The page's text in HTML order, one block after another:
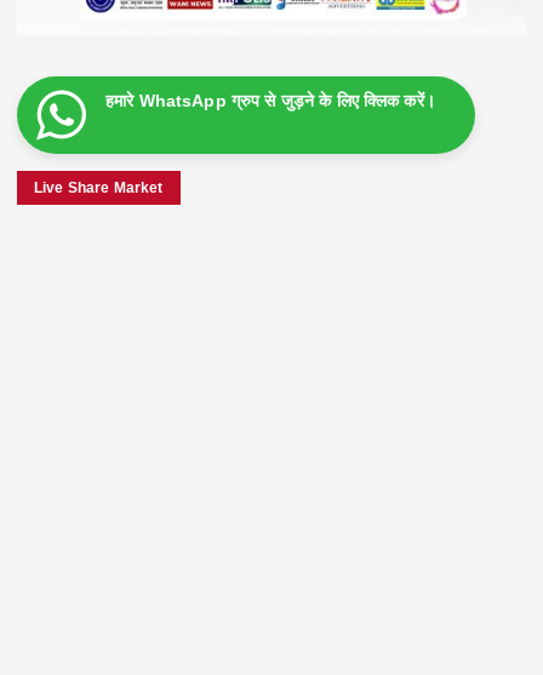
हमारे WhatsApp ग्रुप से जुड़ने के लिए क्लिक करें।
Live Share Market